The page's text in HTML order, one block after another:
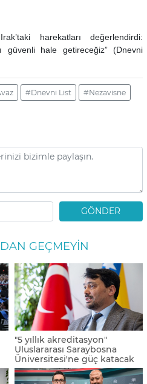
harekatları değerlendirdi:
güvenli hale getireceğiz” (Dnevni
#Dnevni List #Nezavisne
GÖNDER
GEÇMEYIN
"5 yıllık akreditasyon"
Uluslararası Saraybosna
Üniversitesi'ne güç katacak